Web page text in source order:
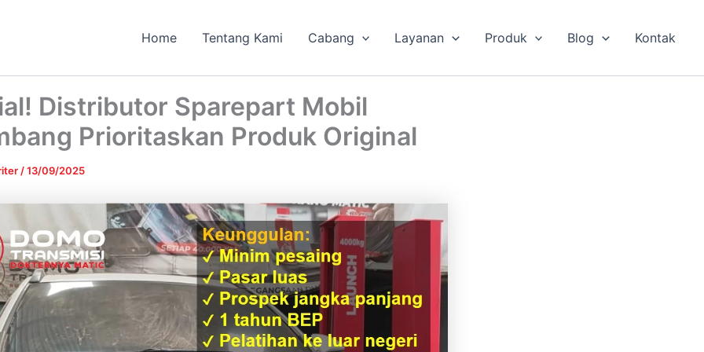
Home Tentang Kami Cabang Layanan Produk Blog Kontak
Distributor Sparepart Mobil
Prioritaskan Produk Original
/13/09/2025